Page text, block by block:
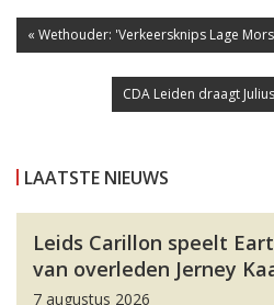
« Wethouder: 'Verkeersknips Lage
CDA Leiden draagt
LAATSTE NIEUWS
Leids Carillon speelt
van overleden Jerney
7 augustus 2026